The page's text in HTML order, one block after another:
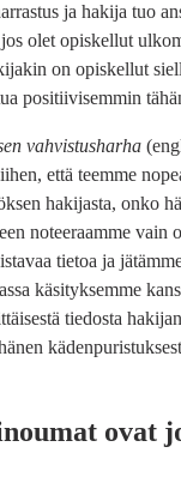
ja hakija tuo
jos olet opiskellut
on opiskellut
positiivisemmin
vahvistusharha
että teemme
hakijasta, onko
noteeraamme vain
tietoa ja
käsityksemme
tiedosta
ovat